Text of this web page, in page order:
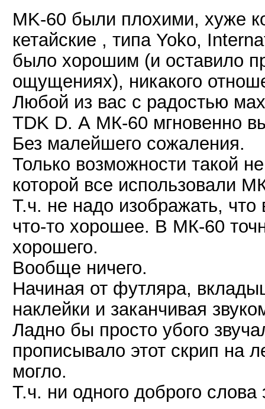
MK-60 были плохими, хуже
кетайские , типа Yoko,
было хорошим (и оставило
ощущениях), никакого
Любой из вас с радостью
TDK D. А МК-60 мгновенно
Без малейшего сожаления.
Только возможности такой
которой все использовали
Т.ч. не надо изображать,
что-то хорошее. В МК-60
хорошего.
Вообще ничего.
Начиная от футляра,
наклейки и заканчивая
Ладно бы просто убого
прописывало этот скрип на
могло.
Т.ч. ни одного доброго слова